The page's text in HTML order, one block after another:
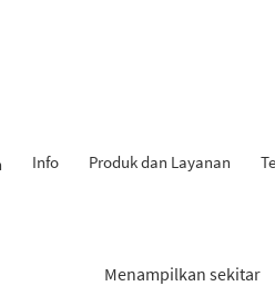
Info Produk dan Layanan
Menampilkan sekitar